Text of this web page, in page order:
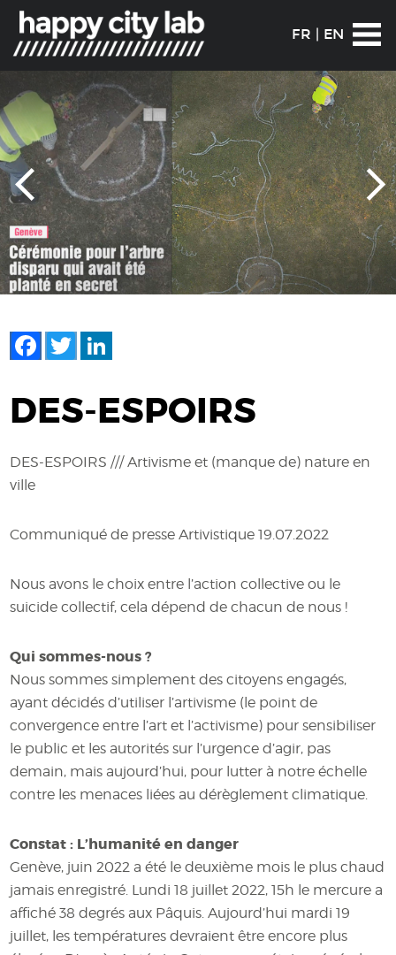
FR | EN
Facebook
Twitter
DES-ESPOIRS
DES-ESPOIRS /// Artivisme et (manque de) nature en
ville
Communiqué de presse Artivistique 19.07.2022
Nous avons le choix entre l’action collective ou le
suicide collectif, cela dépend de chacun de nous !
Qui sommes-nous ?
Nous sommes simplement des citoyens engagés,
ayant décidés d’utiliser l’artivisme (le point de
convergence entre l’art et l’activisme) pour sensibiliser
le public et les autorités sur l’urgence d’agir, pas
demain, mais aujourd’hui, pour lutter à notre échelle
contre les menaces liées au dérèglement climatique.
Constat : L’humanité en danger
Genève, juin 2022 a été le deuxième mois le plus chaud
jamais enregistré. Lundi 18 juillet 2022, 15h le mercure a
affiché 38 degrés aux Pâquis. Aujourd’hui mardi 19
juillet, les températures devraient être encore plus